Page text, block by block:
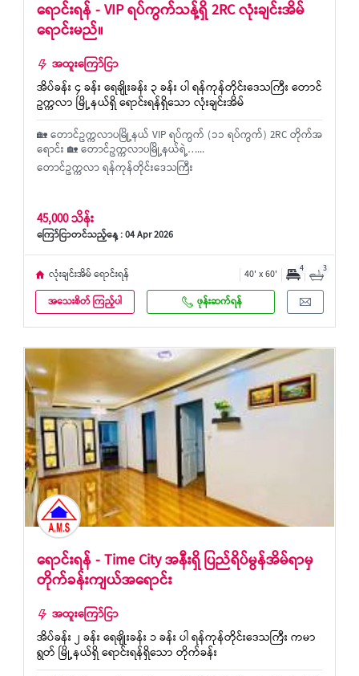
ရောင်းရန် - VIP ရပ်ကွက်သန့်ရှိ 2RC လုံးချင်းအိမ်
ရောင်းမည်။
အထူးကြော်ငြာ
အိပ်ခန်း ၄ ခန်း ရေချိုးခန်း ၃ ခန်း ပါ ရန်ကုန်တိုင်းဒေသကြီး တောင်
ဥက္ကလာ မြို့နယ်ရှိ ရောင်းရန်ရှိသော လုံးချင်းအိမ်
🏡 တောင်ဥက္ကလာပမြို့နယ် VIP ရပ်ကွက် (၁၁ ရပ်ကွက်) 2RC တိုက်အ
ရောင်း 🏡 တောင်ဥက္ကလာပမြို့နယ်ရဲ့…...
တောင်ဥက္ကလာ ရန်ကုန်တိုင်းဒေသကြီး
45,000 သိန်း
ကြော်ငြာတင်သည့်နေ့ : 04 Apr 2026
လုံးချင်းအိမ် ရောင်းရန် 40' x 60' 4 3
အသေးစိတ် ကြည့်ပါ ဖုန်းဆက်ရန်
ရောင်းရန် - Time City အနီးရှိ ပြည်ရိပ်မွန်အိမ်ရာမှ
တိုက်ခန်းကျယ်အရောင်း
အထူးကြော်ငြာ
အိပ်ခန်း ၂ ခန်း ရေချိုးခန်း ၁ ခန်း ပါ ရန်ကုန်တိုင်းဒေသကြီး ကမာ
ရွတ် မြို့နယ်ရှိ ရောင်းရန်ရှိသော တိုက်ခန်း